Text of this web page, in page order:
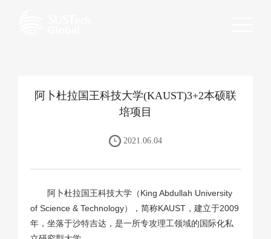
阿卜杜拉国王科技大学(KAUST)3+2本硕联
培项目
2021.06.04
阿卜杜拉国王科技大学（King Abdullah University
of Science & Technology），简称KAUST，建立于2009
年，坐落于沙特吉达，是一所专攻理工领域的国际化私